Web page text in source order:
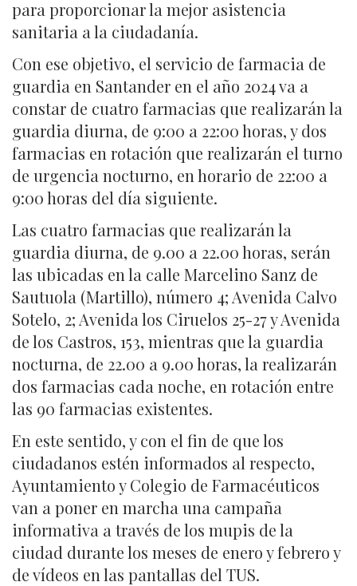
para proporcionar la mejor asistencia
sanitaria a la ciudadanía.
Con ese objetivo, el servicio de farmacia de
guardia en Santander en el año 2024 va a
constar de cuatro farmacias que realizarán la
guardia diurna, de 9:00 a 22:00 horas, y dos
farmacias en rotación que realizarán el turno
de urgencia nocturno, en horario de 22:00 a
9:00 horas del día siguiente.
Las cuatro farmacias que realizarán la
guardia diurna, de 9.00 a 22.00 horas, serán
las ubicadas en la calle Marcelino Sanz de
Sautuola (Martillo), número 4; Avenida Calvo
Sotelo, 2; Avenida los Ciruelos 25-27 y Avenida
de los Castros, 153, mientras que la guardia
nocturna, de 22.00 a 9.00 horas, la realizarán
dos farmacias cada noche, en rotación entre
las 90 farmacias existentes.
En este sentido, y con el fin de que los
ciudadanos estén informados al respecto,
Ayuntamiento y Colegio de Farmacéuticos
van a poner en marcha una campaña
informativa a través de los mupis de la
ciudad durante los meses de enero y febrero y
de vídeos en las pantallas del TUS.